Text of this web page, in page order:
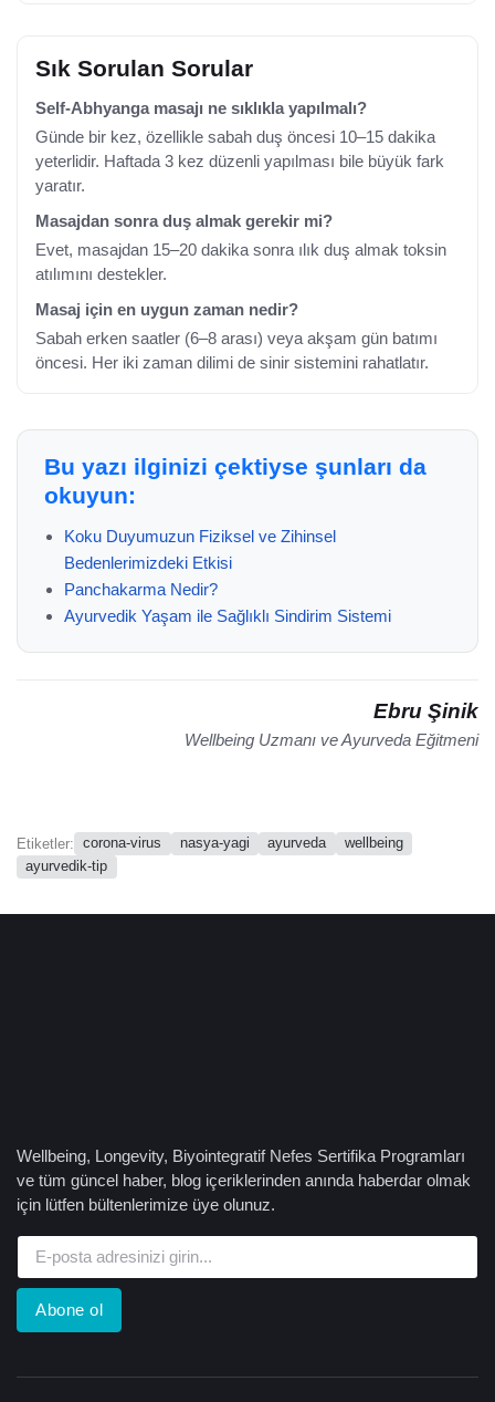
Sık Sorulan Sorular
Self-Abhyanga masajı ne sıklıkla yapılmalı?
Günde bir kez, özellikle sabah duş öncesi 10–15 dakika
yeterlidir. Haftada 3 kez düzenli yapılması bile büyük fark
yaratır.
Masajdan sonra duş almak gerekir mi?
Evet, masajdan 15–20 dakika sonra ılık duş almak toksin
atılımını destekler.
Masaj için en uygun zaman nedir?
Sabah erken saatler (6–8 arası) veya akşam gün batımı
öncesi. Her iki zaman dilimi de sinir sistemini rahatlatır.
Bu yazı ilginizi çektiyse şunları da
okuyun:
Koku Duyumuzun Fiziksel ve Zihinsel
Bedenlerimizdeki Etkisi
Panchakarma Nedir?
Ayurvedik Yaşam ile Sağlıklı Sindirim Sistemi
Ebru Şinik
Wellbeing Uzmanı ve Ayurveda Eğitmeni
Etiketler: corona-virus nasya-yagi ayurveda
wellbeing
ayurvedik-tip
Wellbeing, Longevity, Biyointegratif Nefes Sertifika Programları
ve tüm güncel haber, blog içeriklerinden anında haberdar olmak
için lütfen bültenlerimize üye olunuz.
Abone ol